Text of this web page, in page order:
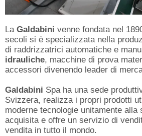
La Galdabini venne fondata nel
secoli si è specializzata nella
di raddrizzatrici automatiche e
idrauliche, macchine di prova
accessori divenendo leader di
Galdabini Spa ha una sede
Svizzera, realizza i propri prodotti
moderne tecnologie unitamente alla
acquisita e offre un servizio di
vendita in tutto il mondo.